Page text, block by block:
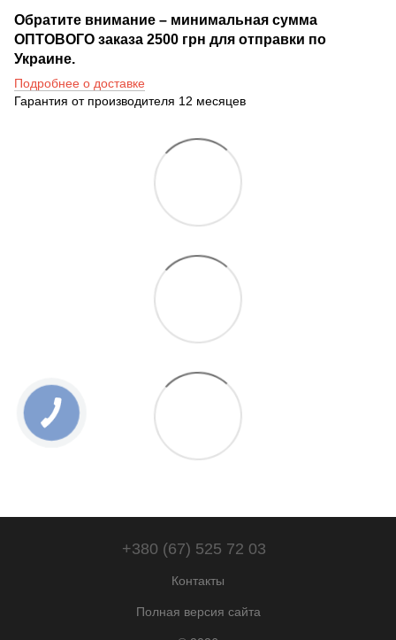
Обратите внимание – минимальная сумма
ОПТОВОГО заказа 2500 грн для отправки по
Украине.
Подробнее о доставке
Гарантия от производителя 12 месяцев
+380 (67) 525 72 03
Контакты
Полная версия сайта